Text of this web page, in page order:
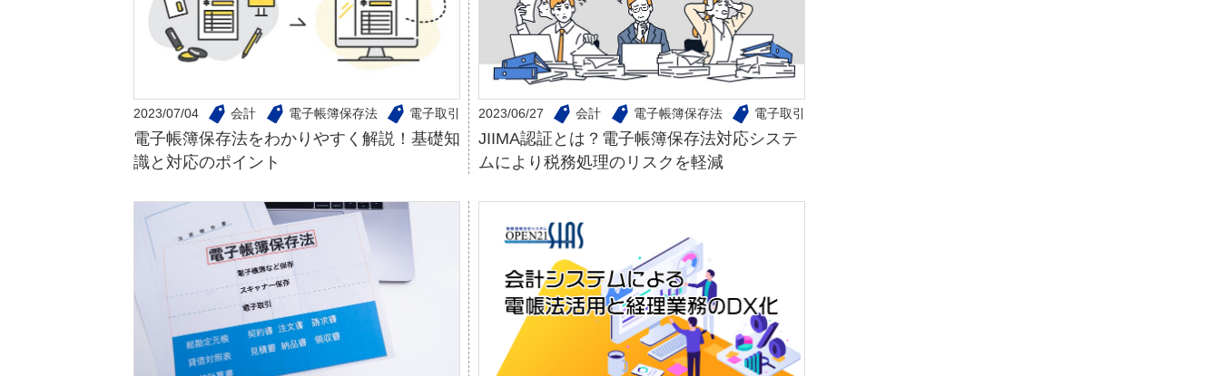
2023/07/04 会計 電子帳簿保存法 電子取引
電子帳簿保存法をわかりやすく解説！基礎知
識と対応のポイント
2023/06/27 会計 電子帳簿保存法 電子取引
JIIMA認証とは？電子帳簿保存法対応システ
ムにより税務処理のリスクを軽減